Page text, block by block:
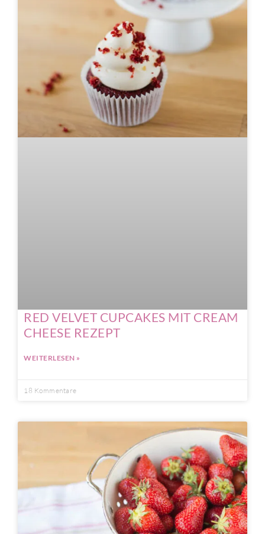
RED VELVET CUPCAKES MIT CREAM
CHEESE REZEPT
WEITERLESEN »
18 Kommentare